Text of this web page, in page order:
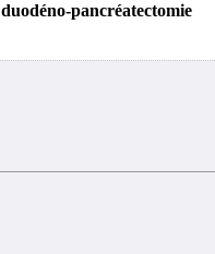
duodéno-pancréatectomie